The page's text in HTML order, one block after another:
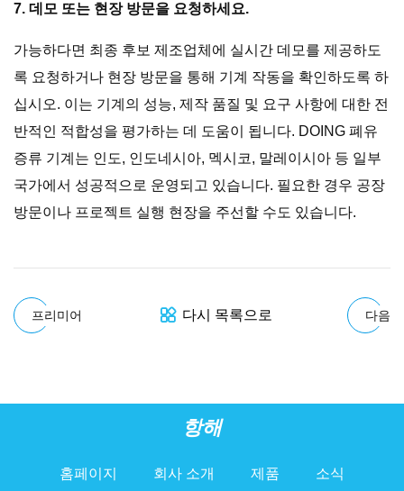
7. 데모 또는 현장 방문을 요청하세요.
가능하다면 최종 후보 제조업체에 실시간 데모를 제공하도
록 요청하거나 현장 방문을 통해 기계 작동을 확인하도록 하
십시오. 이는 기계의 성능, 제작 품질 및 요구 사항에 대한 전
반적인 적합성을 평가하는 데 도움이 됩니다. DOING 폐유
증류 기계는 인도, 인도네시아, 멕시코, 말레이시아 등 일부
국가에서 성공적으로 운영되고 있습니다. 필요한 경우 공장
방문이나 프로젝트 실행 현장을 주선할 수도 있습니다.
프리미어 다시 목록으로 다음
항해
홈페이지 회사 소개 제품 소식